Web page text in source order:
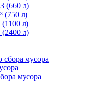
(660 л)
(750 л)
л)
(2400 л)
сбора мусора
мусора